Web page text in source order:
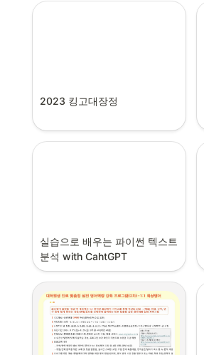
2023 킹고대장정
실습으로 배우는 파이썬 텍스트
분석 with CahtGPT